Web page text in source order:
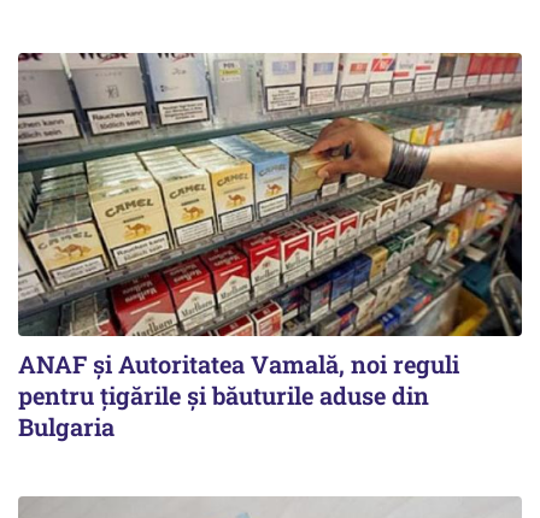
ANAF și Autoritatea Vamală, noi reguli
pentru țigările și băuturile aduse din
Bulgaria